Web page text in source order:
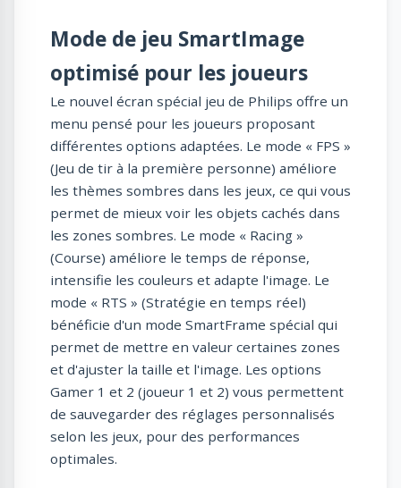
Mode de jeu SmartImage
optimisé pour les joueurs
Le nouvel écran spécial jeu de Philips offre un
menu pensé pour les joueurs proposant
différentes options adaptées. Le mode « FPS »
(Jeu de tir à la première personne) améliore
les thèmes sombres dans les jeux, ce qui vous
permet de mieux voir les objets cachés dans
les zones sombres. Le mode « Racing »
(Course) améliore le temps de réponse,
intensifie les couleurs et adapte l'image. Le
mode « RTS » (Stratégie en temps réel)
bénéficie d'un mode SmartFrame spécial qui
permet de mettre en valeur certaines zones
et d'ajuster la taille et l'image. Les options
Gamer 1 et 2 (joueur 1 et 2) vous permettent
de sauvegarder des réglages personnalisés
selon les jeux, pour des performances
optimales.